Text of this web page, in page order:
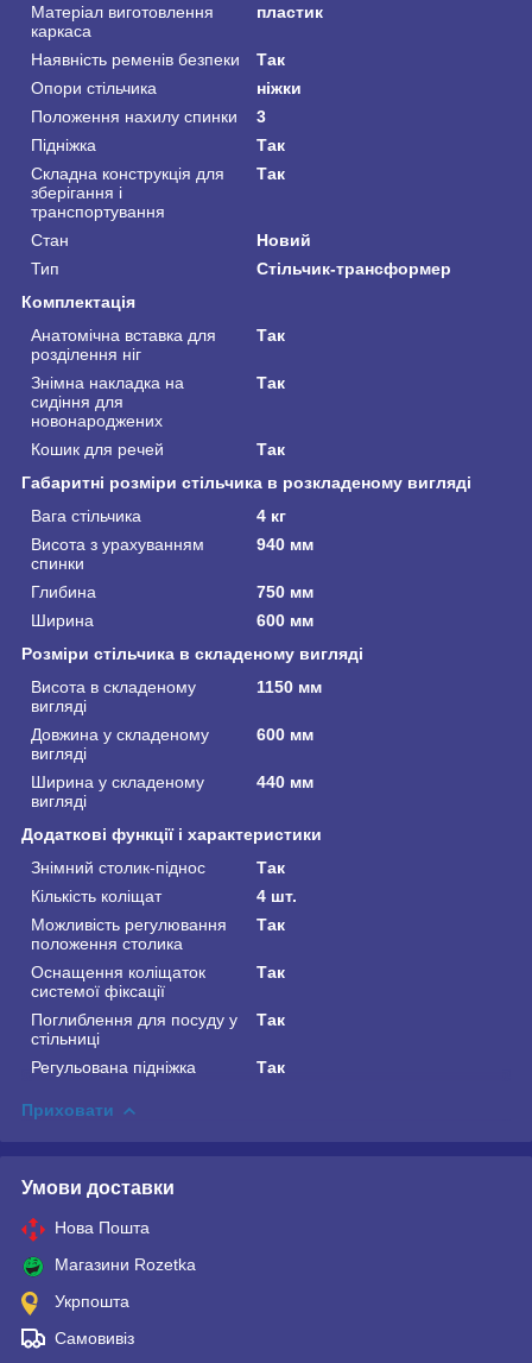
Матеріал виготовлення
каркаса
пластик
Наявність ременів безпеки
Так
Опори стільчика
ніжки
Положення нахилу спинки
3
Підніжка
Так
Складна конструкція для
зберігання і
транспортування
Так
Стан
Новий
Тип
Стільчик-трансформер
Комплектація
Анатомічна вставка для
розділення ніг
Так
Знімна накладка на
сидіння для
новонароджених
Так
Кошик для речей
Так
Габаритні розміри стільчика в розкладеному вигляді
Вага стільчика
4 кг
Висота з урахуванням
спинки
940 мм
Глибина
750 мм
Ширина
600 мм
Розміри стільчика в складеному вигляді
Висота в складеному
вигляді
1150 мм
Довжина у складеному
вигляді
600 мм
Ширина у складеному
вигляді
440 мм
Додаткові функції і характеристики
Знімний столик-піднос
Так
Кількість коліщат
4 шт.
Можливість регулювання
положення столика
Так
Оснащення коліщаток
системої фіксації
Так
Поглиблення для посуду у
стільниці
Так
Регульована підніжка Так
Приховати
Умови доставки
Нова Пошта
Магазини Rozetka
Укрпошта
Самовивіз